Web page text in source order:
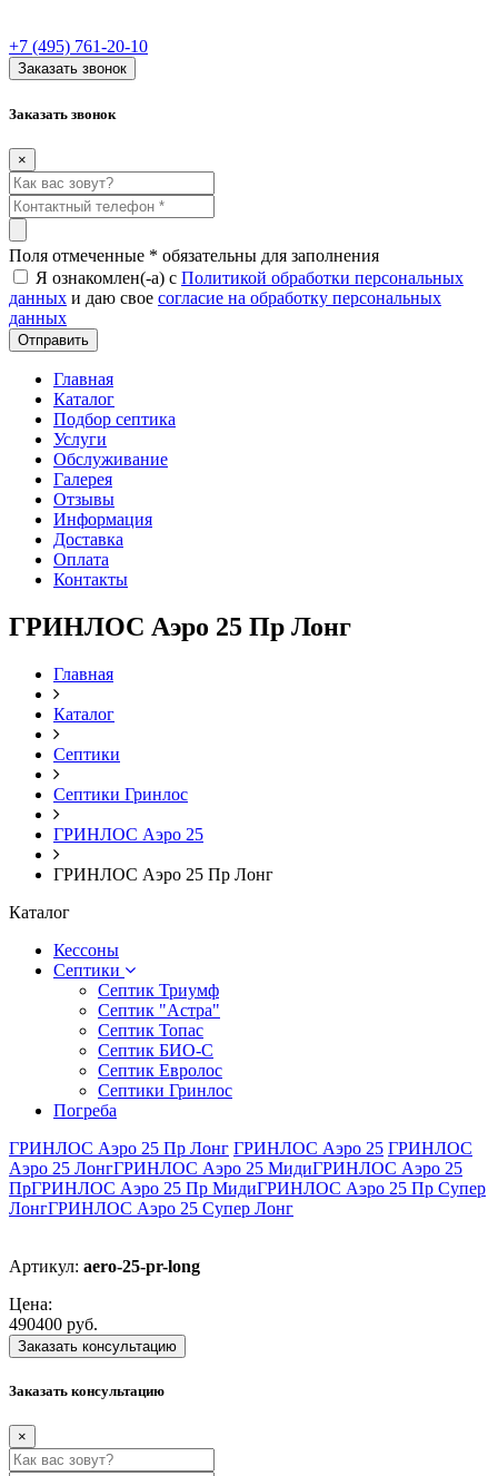
+7 (495) 761-20-10
Заказать звонок
Заказать звонок
×
Поля отмеченные * обязательны для заполнения
Я ознакомлен(-а) с Политикой обработки персональных
данных и даю свое согласие на обработку персональных
данных
Главная
Каталог
Подбор септика
Услуги
Обслуживание
Галерея
Отзывы
Информация
Доставка
Оплата
Контакты
ГРИНЛОС Аэро 25 Пр Лонг
Главная
Каталог
Септики
Септики Гринлос
ГРИНЛОС Аэро 25
ГРИНЛОС Аэро 25 Пр Лонг
Каталог
Кессоны
Септики
Септик Триумф
Септик "Астра"
Септик Топас
Септик БИО-С
Септик Евролос
Септики Гринлос
Погреба
ГРИНЛОС Аэро 25 Пр Лонг ГРИНЛОС Аэро 25 ГРИНЛОС
Аэро 25 ЛонгГРИНЛОС Аэро 25 МидиГРИНЛОС Аэро 25
ПрГРИНЛОС Аэро 25 Пр МидиГРИНЛОС Аэро 25 Пр Супер
ЛонгГРИНЛОС Аэро 25 Супер Лонг
Артикул: aero-25-pr-long
Цена:
490400 руб.
Заказать консультацию
Заказать консультацию
×